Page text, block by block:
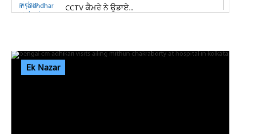
CCTV ਕੈਮਰੇ ਨੇ ਉਡਾਏ...
Ek Nazar